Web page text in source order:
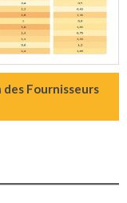
Fournisseurs